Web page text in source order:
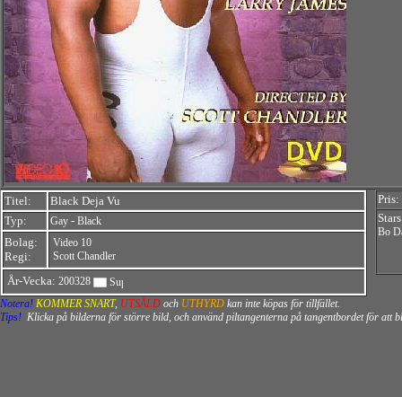
Titel:
Black Deja Vu
Typ:
Gay - Black
Bolag:
Regi:
Video 10
Scott Chandler
År-Vecka: 200328
Bo
Notera! KOMMER SNART, UTSÅLD och UTHYRD kan inte köpas för tillfället.
Tips! Klicka på bilderna för större bild, och använd piltangenterna på tangentbordet för att